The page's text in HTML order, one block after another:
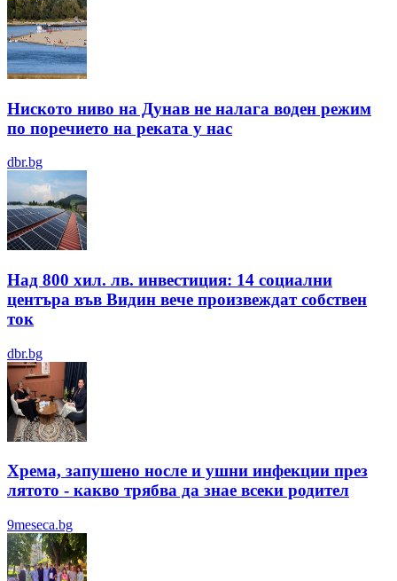
Ниското ниво на Дунав не налага воден режим
по поречието на реката у нас
dbr.bg
Над 800 хил. лв. инвестиция: 14 социални
центъра във Видин вече произвеждат собствен
ток
dbr.bg
Хрема, запушено носле и ушни инфекции през
лятотo - какво трябва да знае всеки родител
9meseca.bg